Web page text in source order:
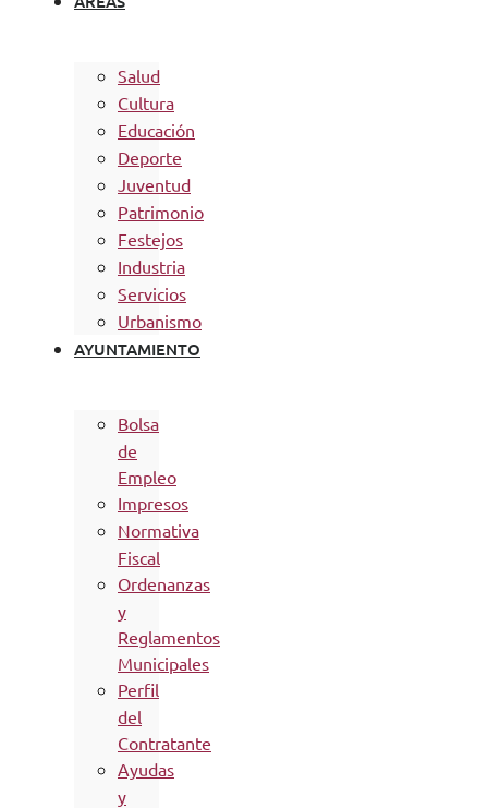
Salud
Cultura
Educación
Deporte
Juventud
Patrimonio
Festejos
Industria
Servicios
Urbanismo
AYUNTAMIENTO
Bolsa
de
Empleo
Impresos
Normativa
Fiscal
Ordenanzas
y
Reglamentos
Municipales
Perfil
del
Contratante
Ayudas
y